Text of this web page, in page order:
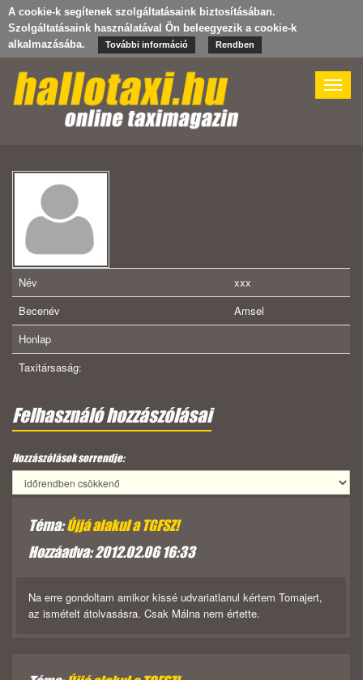
A cookie-k segítenek szolgáltatásaink biztosításában.
Szolgáltatásaink használatával Ön beleegyezik a cookie-k
alkalmazásába.
További információ Rendben
Toggle
Név
xxx
Becenév
Amsel
Honlap
Taxitársaság:
Felhasználó hozzászólásai
Hozzászólások sorrendje:
Téma:Újjá alakul a TGFSZ!
Hozzáadva: 2012.02.06 16:33
Na erre gondoltam amikor kissé udvariatlanul kértem Tomajert,
az ismételt átolvasásra. Csak Málna nem értette.